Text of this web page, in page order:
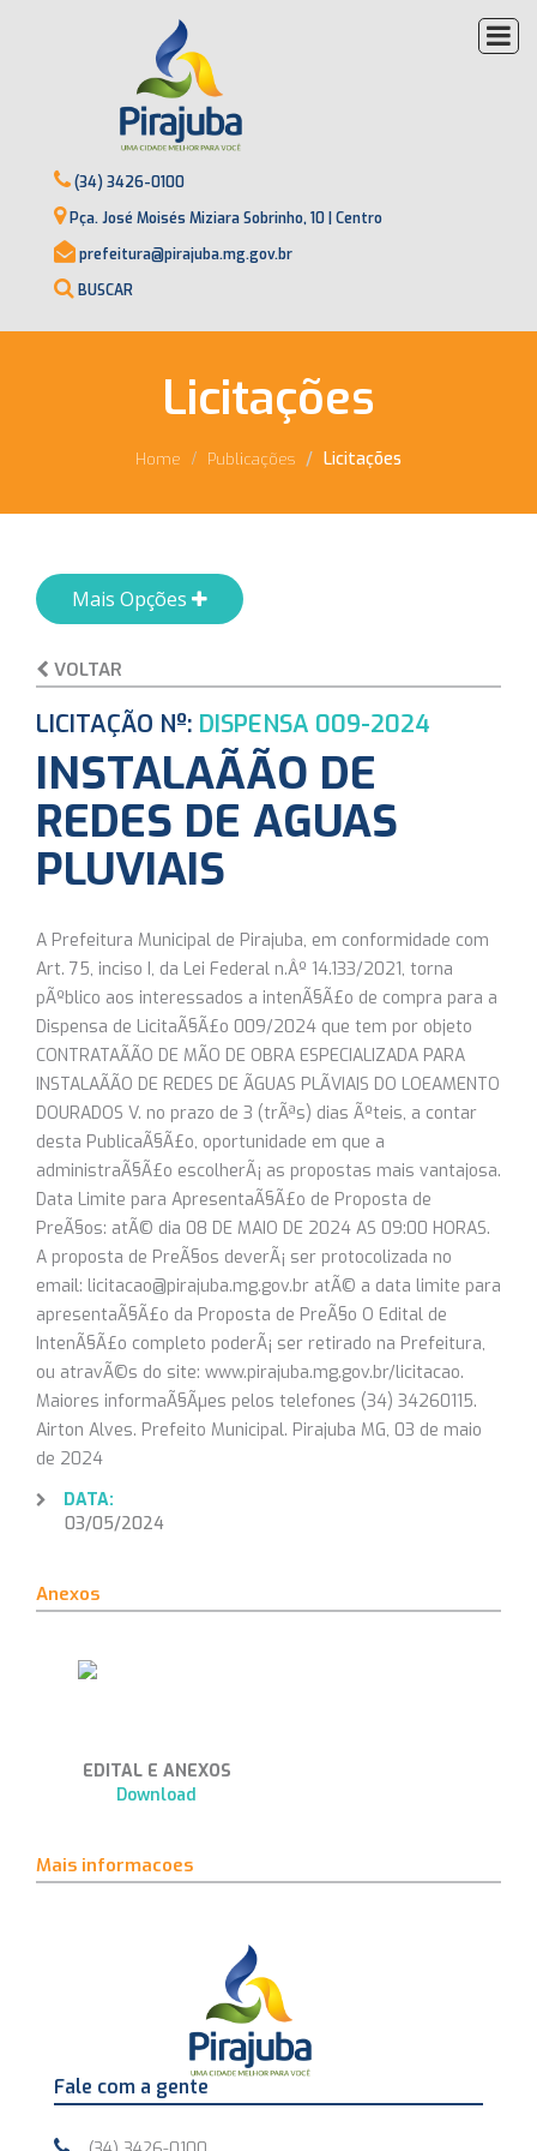
(34) 3426-0100
Pça. José Moisés Miziara Sobrinho, 10 | Centro
prefeitura@pirajuba.mg.gov.br
BUSCAR
Licitações
Home Publicações Licitações
Mais Opções
VOLTAR
LICITAÇÃO Nº: DISPENSA 009-2024
INSTALAÃÃO DE
REDES DE AGUAS
PLUVIAIS
A Prefeitura Municipal de Pirajuba, em conformidade com
Art. 75, inciso I, da Lei Federal n.Âº 14.133/2021, torna
pÃºblico aos interessados a intenÃ§Ã£o de compra para a
Dispensa de LicitaÃ§Ã£o 009/2024 que tem por objeto
CONTRATAÃÃO DE MÃO DE OBRA ESPECIALIZADA PARA
INSTALAÃÃO DE REDES DE ÃGUAS PLÃVIAIS DO LOEAMENTO
DOURADOS V. no prazo de 3 (trÃªs) dias Ãºteis, a contar
desta PublicaÃ§Ã£o, oportunidade em que a
administraÃ§Ã£o escolherÃ¡ as propostas mais vantajosa.
Data Limite para ApresentaÃ§Ã£o de Proposta de
PreÃ§os: atÃ© dia 08 DE MAIO DE 2024 AS 09:00 HORAS.
A proposta de PreÃ§os deverÃ¡ ser protocolizada no
email: licitacao@pirajuba.mg.gov.br atÃ© a data limite para
apresentaÃ§Ã£o da Proposta de PreÃ§o O Edital de
IntenÃ§Ã£o completo poderÃ¡ ser retirado na Prefeitura,
ou atravÃ©s do site: www.pirajuba.mg.gov.br/licitacao.
Maiores informaÃ§Ãµes pelos telefones (34) 34260115.
Airton Alves. Prefeito Municipal. Pirajuba MG, 03 de maio
de 2024
DATA:
03/05/2024
Anexos
EDITAL E ANEXOS
Download
Mais informacoes
Fale com a gente